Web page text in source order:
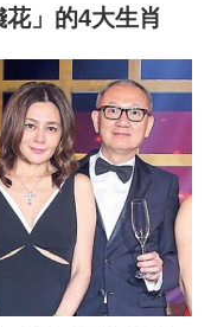
」的4大生肖